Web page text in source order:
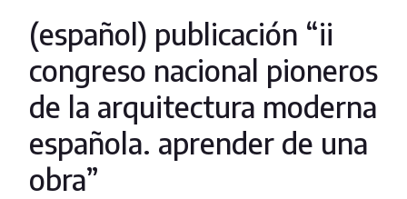
(español) publicación “ii
congreso nacional pioneros
de la arquitectura moderna
española. aprender de una
obra”